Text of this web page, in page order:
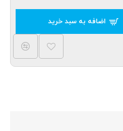
اضافه به سبد خرید